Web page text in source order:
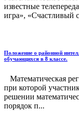
известные
игра», «Счастливый
Положение о районной
обучающихся в 8 классе.
Математическая
при которой
решении
порядок п...